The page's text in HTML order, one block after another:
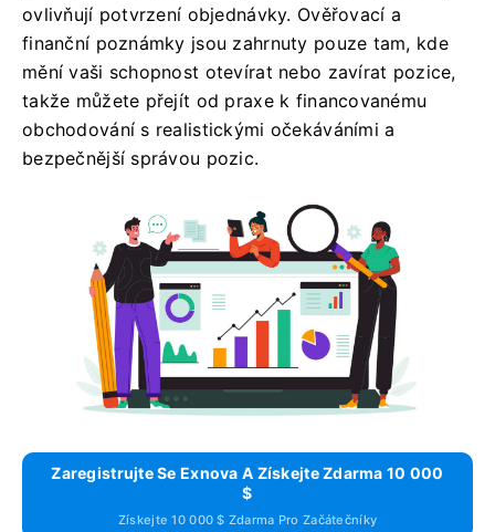
ovlivňují potvrzení objednávky. Ověřovací a
finanční poznámky jsou zahrnuty pouze tam, kde
mění vaši schopnost otevírat nebo zavírat pozice,
takže můžete přejít od praxe k financovanému
obchodování s realistickými očekáváními a
bezpečnější správou pozic.
Zaregistrujte Se Exnova A Získejte Zdarma 10 000
$
Získejte 10 000 $ Zdarma Pro Začátečníky